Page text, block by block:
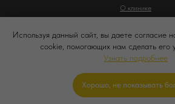
© ЭсТетиК. Все права защищены.
О клинике
Политика
Используя данный сайт, вы даете согласие
cookie, помогающих нам сделать его
Узнать подробнее
Хорошо, не показывать